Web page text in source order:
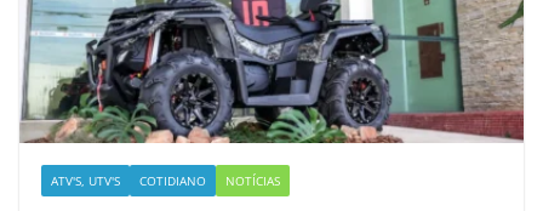
ATV'S, UTV'S COTIDIANO NOTÍCIAS